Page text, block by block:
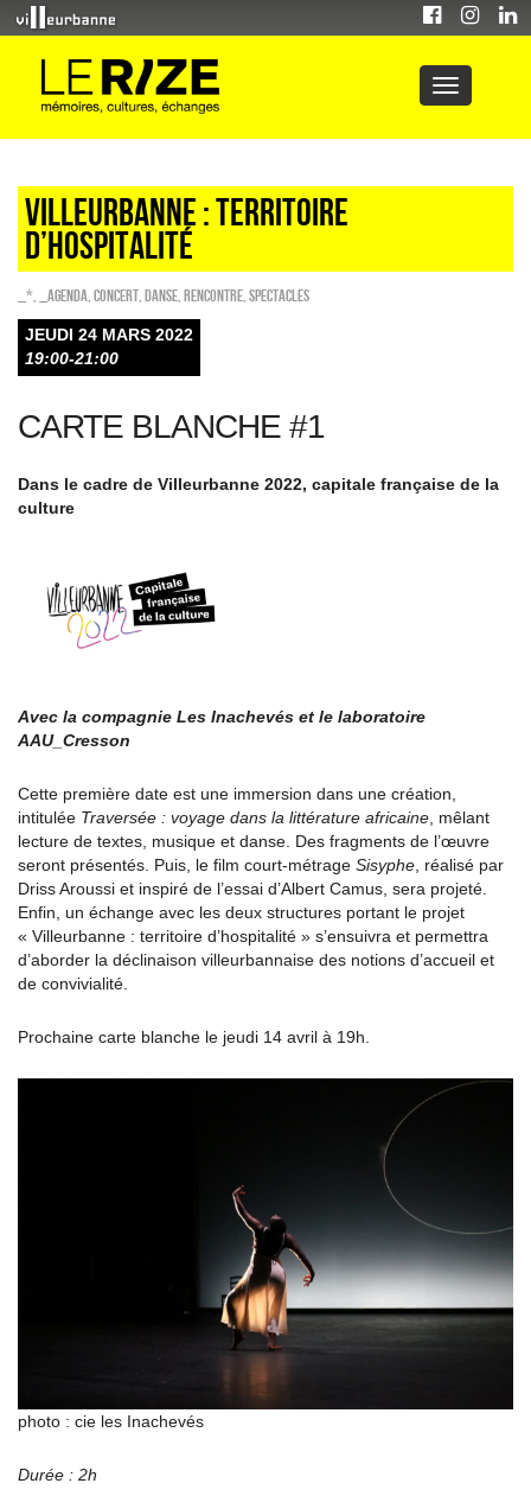
VILLEURBANNE : TERRITOIRE
D’HOSPITALITÉ
_* _Agenda Concert Danse Rencontre SPECTACLES
JEUDI 24 MARS 2022
19:00-21:00
CARTE BLANCHE #1
Dans le cadre de Villeurbanne 2022, capitale française de la
culture
Avec la compagnie Les Inachevés et le laboratoire
AAU_Cresson
Cette première date est une immersion dans une création,
intitulée Traversée : voyage dans la littérature africaine , mêlant
lecture de textes, musique et danse. Des fragments de l’œuvre
seront présentés. Puis, le film court-métrage Sisyphe , réalisé par
Driss Aroussi et inspiré de l’essai d’Albert Camus, sera projeté.
Enfin, un échange avec les deux structures portant le projet
« Villeurbanne : territoire d’hospitalité » s’ensuivra et permettra
d’aborder la déclinaison villeurbannaise des notions d’accueil et
de convivialité.
Prochaine carte blanche le jeudi 14 avril à 19h.
photo : cie les Inachevés
Durée : 2h